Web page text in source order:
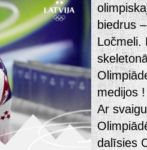
biedrus
Ločmeli.
medijos !
Ar
dalīsies